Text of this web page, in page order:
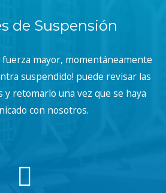
de Suspensión
mayor, momentáneamente
suspendido! puede revisar las
y retomarlo una vez que se haya
con nosotros.